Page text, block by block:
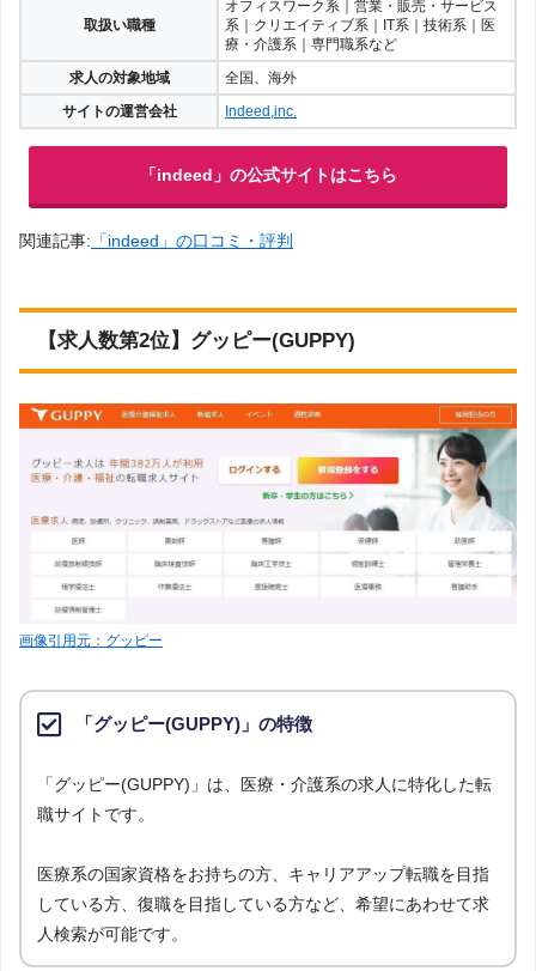
取扱い職種
オフィスワーク系｜営業・販売・サービス
系｜クリエイティブ系｜IT系｜技術系｜医
療・介護系｜専門職系など
求人の対象地域
全国、海外
サイトの運営会社
Indeed,inc.
「indeed」の公式サイトはこちら
関連記事: 「indeed」の口コミ・評判
【求人数第2位】グッピー(GUPPY)
画像引用元：グッピー
「グッピー(GUPPY)」の特徴
「グッピー(GUPPY)」は、医療・介護系の求人に特化した転
職サイトです。
医療系の国家資格をお持ちの方、キャリアアップ転職を目指
している方、復職を目指している方など、希望にあわせて求
人検索が可能です。